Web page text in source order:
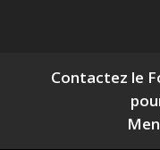
Contactez le